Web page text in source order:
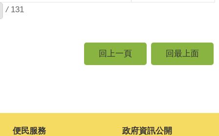
/ 131
回上一頁 回最上面
便民服務 政府資訊公開